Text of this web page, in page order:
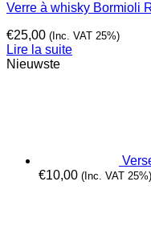
Verre à whisky Bormioli
€25,00 (Inc. VAT 25%)
Lire la suite
Nieuwste
€10,00 (Inc. VAT 25%)